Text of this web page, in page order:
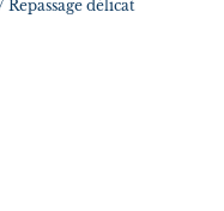
Repassage délicat